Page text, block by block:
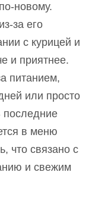
новому.
за его
с курицей и
и приятнее.
питанием,
или просто
последние
в меню
что связано с
и свежим